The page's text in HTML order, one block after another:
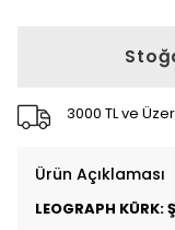
3000 TL ve
Ürün Açıklaması
LEOGRAPH